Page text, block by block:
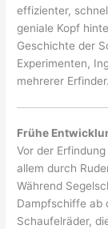
effizienter,
geniale Kopf
Geschichte der
Experimenten,
mehrerer Erfinder.
Frühe
Vor der
allem durch
Während
Dampfschiffe ab
Schaufelräder,